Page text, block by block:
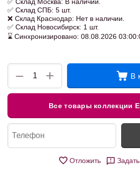
✅ Склад СПБ: 5 шт.
❌ Склад Краснодар: Нет в наличии.
✅ Склад Новосибирск: 1 шт.
⌛ Синхронизировано: 08.08.2026
+
− В
Все товары коллекции
Отложить